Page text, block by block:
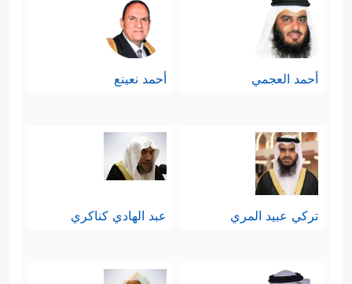
أحمد العجمي أحمد نعينع
تركي عبيد المري عبد الهادي كناكري